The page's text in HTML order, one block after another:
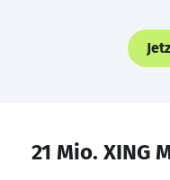
21 Mio. XING